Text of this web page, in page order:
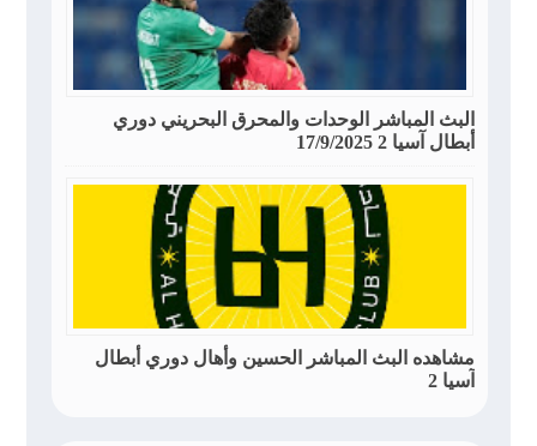
البث المباشر الوحدات والمحرق البحريني دوري
أبطال آسيا 2 17/9/2025
مشاهده البث المباشر الحسين وأهال دوري أبطال
آسيا 2